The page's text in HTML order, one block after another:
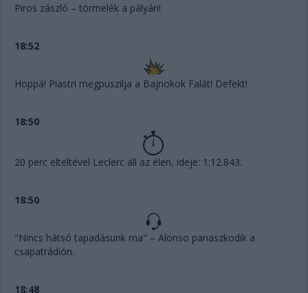
Piros zászló – törmelék a pályán!
18:52
Hoppá! Piastri megpuszilja a Bajnokok Falát! Defekt!
18:50
20 perc elteltével Leclerc áll az élen, ideje: 1:12.843.
18:50
"Nincs hátsó tapadásunk ma" – Alonso panaszkodik a
csapatrádión.
18:48